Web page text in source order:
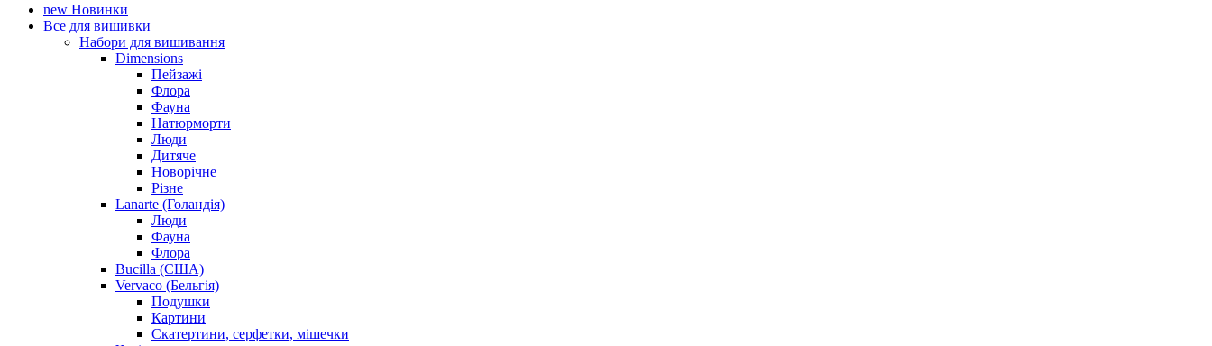
new Новинки
Все для вишивки
Набори для вишивання
Dimensions
Пейзажі
Флора
Фауна
Натюрморти
Люди
Дитяче
Новорічне
Різне
Lanarte (Голандія)
Люди
Фауна
Флора
Bucilla (США)
Vervaco (Бельгія)
Подушки
Картини
Скатертини, серфетки, мішечки